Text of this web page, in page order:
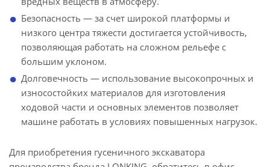
Безопасность — за счет широкой платформы и
низкого центра тяжести достигается устойчивость,
позволяющая работать на сложном рельефе с
большим уклоном.
Долговечность — использование высокопрочных и
износостойких материалов для изготовления
ходовой части и основных элементов позволяет
машине работать в условиях повышенных нагрузок.
Для приобретения гусеничного экскаватора